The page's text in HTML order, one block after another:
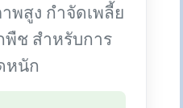
พสูง กำจัดเพลี้ย
ช สำหรับการ
หนัก